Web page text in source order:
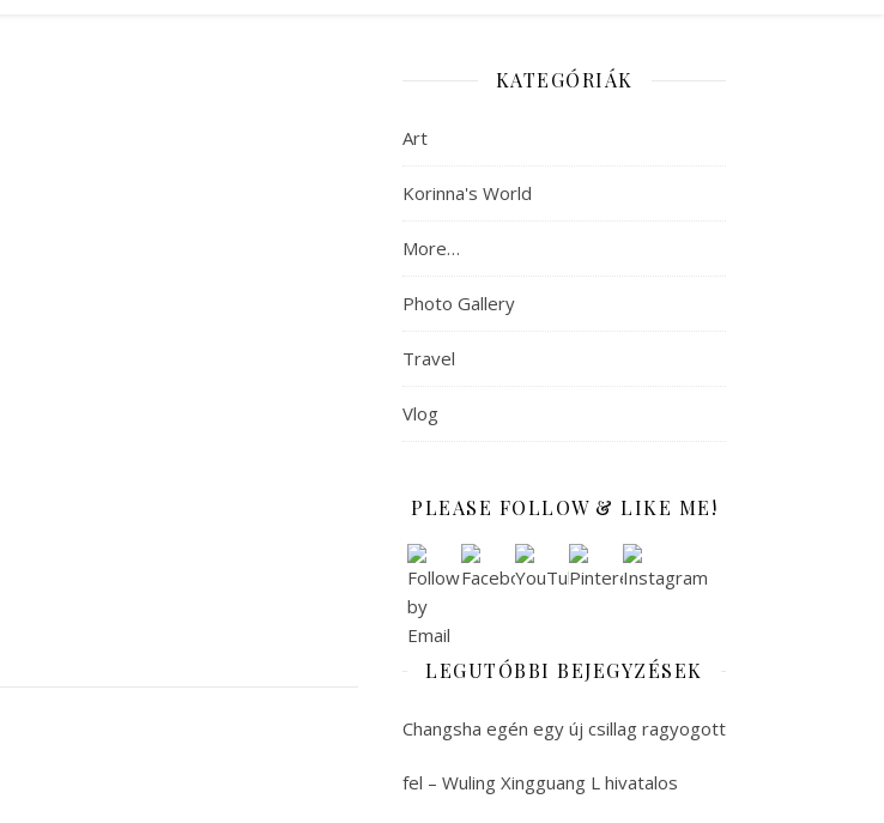
KATEGÓRIÁK
Art
Korinna's World
More…
Photo Gallery
Travel
Vlog
PLEASE FOLLOW & LIKE ME!
LEGUTÓBBI BEJEGYZÉSEK
Changsha egén egy új csillag ragyogott
fel – Wuling Xingguang L hivatalos